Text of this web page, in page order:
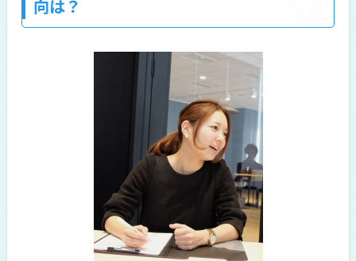
向は？